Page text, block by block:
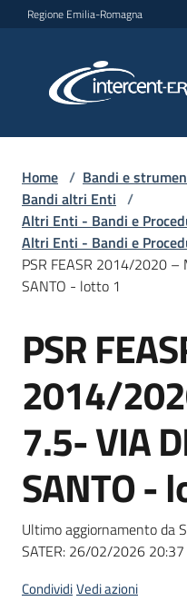
Vai al contenuto
Vai alla navigazione
Vai al footer
Regione Emilia-Romagna
per lo
L'Agenzia
Bandi
e
di
Supporto
Piattaforme
telematiche
Home / Bandi e
Bandi altri Enti /
Altri Enti - Bandi e
Altri Enti - Bandi e
PSR FEASR 2014/2020 –
SANTO - lotto 1
Salta al contenuto
PSR
2014/
7.5- VIA
SANTO -
Ultimo aggiornamento da
SATER: 26/02/2026 20:37
CondividiVedi azioni